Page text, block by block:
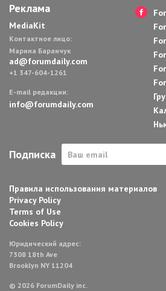
Реклама
MediaKit
Контактное лицо:
Марина Баранчук
ad@forumdaily.com
+1 347-604-1261
E-mail редакции:
info@forumdaily.com
Подписка
Правила использования материалов
Privacy Policy
Terms of Use
Cookies Policy
Юридический адрес:
7308 18th Ave
Brooklyn NY 11204
© 2026 ForumDaily inc.